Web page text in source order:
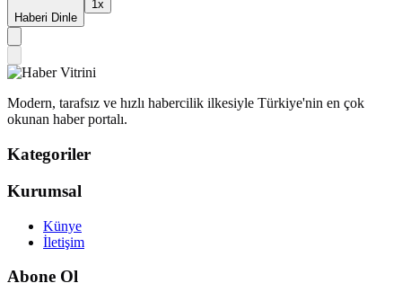
Haberi Dinle
1x
Modern, tarafsız ve hızlı habercilik ilkesiyle Türkiye'nin en çok
okunan haber portalı.
Kategoriler
Kurumsal
Künye
İletişim
Abone Ol